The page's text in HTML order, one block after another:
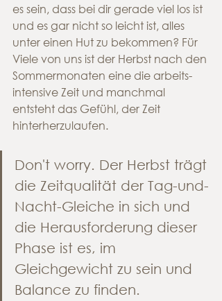
es sein, dass bei dir gerade viel los ist
und es gar nicht so leicht ist, alles
unter einen Hut zu bekommen? Für
Viele von uns ist der Herbst nach den
Sommermonaten eine die arbeits-
intensive Zeit und manchmal
entsteht das Gefühl, der Zeit
hinterherzulaufen.
Don't worry. Der Herbst trägt
die Zeitqualität der Tag-und-
Nacht-Gleiche in sich und
die Herausforderung dieser
Phase ist es, im
Gleichgewicht zu sein und
Balance zu finden.